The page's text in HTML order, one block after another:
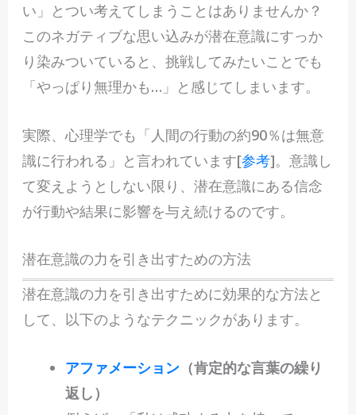
い」とつい考えてしまうことはありませんか？
このネガティブな思い込みが潜在意識にすっか
り染みついていると、挑戦してみたいことでも
「やっぱり無理かも…」と感じてしまいます。
実際、心理学でも「人間の行動の約90％は無意
識に行われる」と言われています[参考]。意識し
て変えようとしない限り、潜在意識にある信念
が行動や結果に影響を与え続けるのです。
潜在意識の力を引き出すための方法
潜在意識の力を引き出すために効果的な方法と
して、以下のようなテクニックがあります。
アファメーション（肯定的な言葉の繰り
返し）